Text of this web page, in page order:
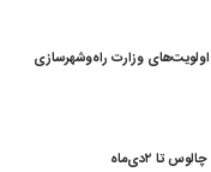
وزارت راه‌وشهرسازی
تا ۲دی‌ماه